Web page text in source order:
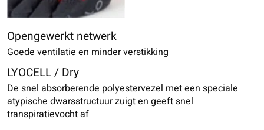
Opengewerkt netwerk
Goede ventilatie en minder verstikking
LYOCELL / Dry
De snel absorberende polyestervezel met een speciale
atypische dwarsstructuur zuigt en geeft snel
transpiratievocht af